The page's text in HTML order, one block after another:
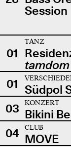
Session
01
TANZ
tamdom
01 Südpol
03
KONZERT
Bikini
04
CLUB
MOVE